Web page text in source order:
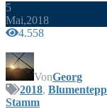
5
Mai,2018
4.558
VonGeorg
2018,
Stamm